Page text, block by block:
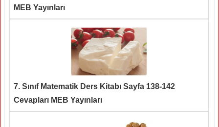
MEB Yayınları
7. Sınıf Matematik Ders Kitabı Sayfa 138-142
Cevapları MEB Yayınları